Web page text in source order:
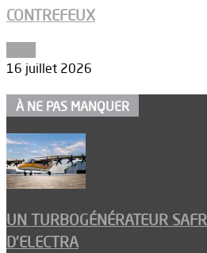
CONTREFEUX
16 juillet 2026
À NE PAS MANQUER
UN TURBOGÉNÉRATEUR
D’ELECTRA